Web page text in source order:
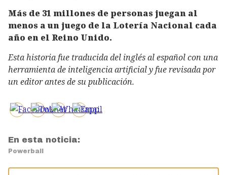
Más de 31 millones de personas juegan al
menos a un juego de la Lotería Nacional cada
año en el Reino Unido.
Esta historia fue traducida del inglés al español con una
herramienta de inteligencia artificial y fue revisada por
un editor antes de su publicación.
En esta noticia:
Powerball